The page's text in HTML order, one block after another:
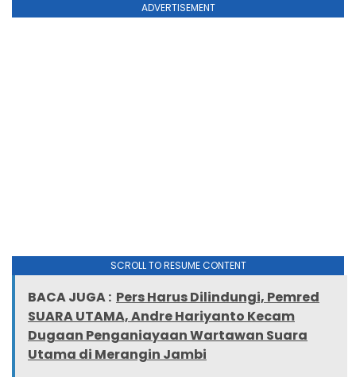
ADVERTISEMENT
SCROLL TO RESUME CONTENT
BACA JUGA : Pers Harus Dilindungi, Pemred
SUARA UTAMA, Andre Hariyanto Kecam
Dugaan Penganiayaan Wartawan Suara
Utama di Merangin Jambi